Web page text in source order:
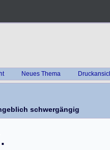
Neues Thema
schwergängig
.